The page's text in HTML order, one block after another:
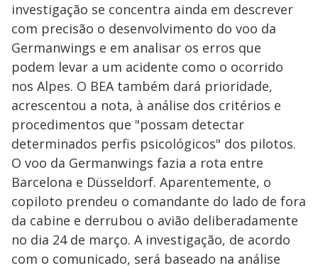
investigação se concentra ainda em descrever
com precisão o desenvolvimento do voo da
Germanwings e em analisar os erros que
podem levar a um acidente como o ocorrido
nos Alpes. O BEA também dará prioridade,
acrescentou a nota, à análise dos critérios e
procedimentos que "possam detectar
determinados perfis psicológicos" dos pilotos.
O voo da Germanwings fazia a rota entre
Barcelona e Düsseldorf. Aparentemente, o
copiloto prendeu o comandante do lado de fora
da cabine e derrubou o avião deliberadamente
no dia 24 de março. A investigação, de acordo
com o comunicado, será baseado na análise